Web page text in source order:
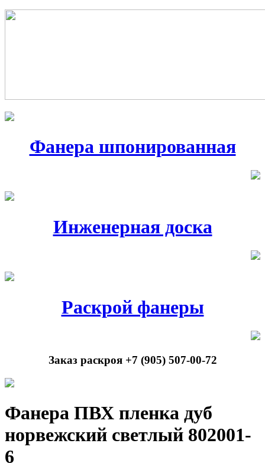
Фанера шпонированная
Инженерная доска
Раскрой фанеры
Заказ раскроя +7 (905) 507-00-72
Фанера ПВХ пленка дуб
норвежский светлый 802001-
6